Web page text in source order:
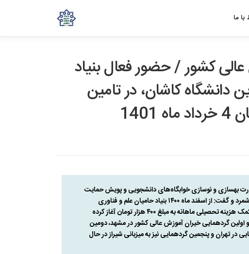
با ما
کشور / حضور فعال بنیاد
دانشگاه کاشان، در تامین
بهسازی و نوسازی خوابگاه‌های دانشجویی و پویش حمایت
از دانشجویان کم توان مالی را از دیگر محورهای این گردهمایی برشمرد و گفت: از اسفند ماه ۱۴۰۰ بنیاد حامیان علم و فناوری
اعطای تسهیلات وام شرافتی به دانشجویان کم بضاعت در قالب کمک هزینه تحصیلی ماهانه به مبلغ ۴۰۰ هزار تومان آغاز کرده
ایران از سال ۹۵ راه اندازی شد و اولین گردهمایی خیران آموزش عالی کشور در مشهد، دومین
در تهران و پنجمین گردهمایی نیز به میزبانی شیراز در حال